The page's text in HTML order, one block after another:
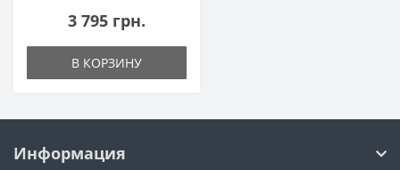
3 795 грн.
В КОРЗИНУ
Информация